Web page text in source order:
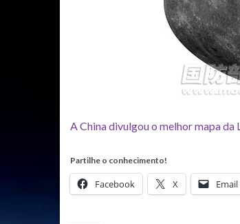
A China divulgou o melhor mapa da
Partilhe o conhecimento!
Facebook X Email